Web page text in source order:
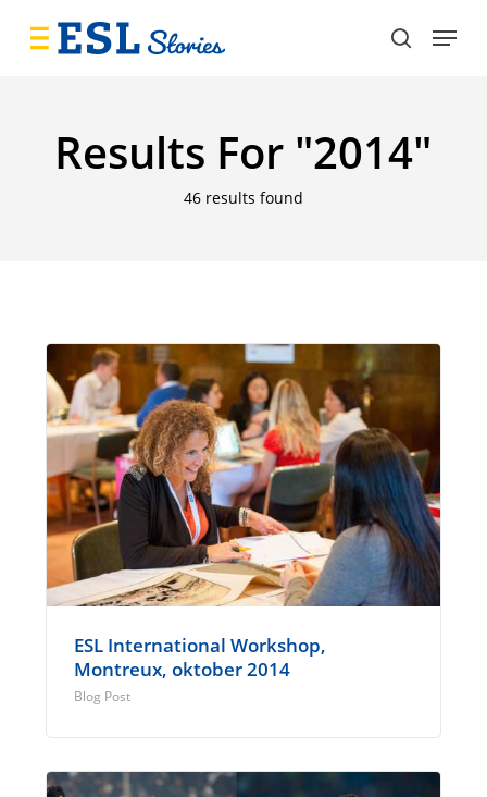
search
Menu
Results For "2014"
46 results found
ESL International Workshop,
Montreux, oktober 2014
Blog Post